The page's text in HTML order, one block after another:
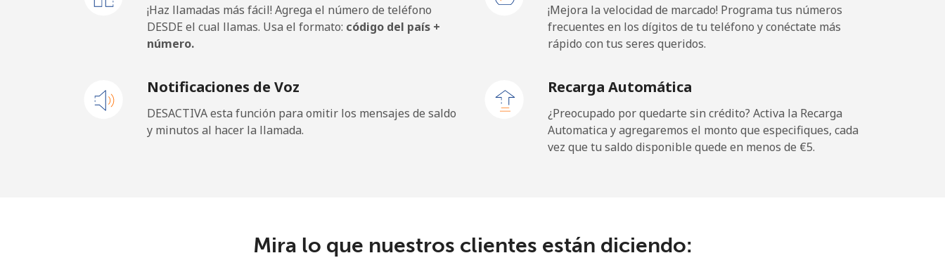
San Marino
Celular 47 min por ⁦€10⁩
Sao Tome And Principe
⁦13.9¢⁩ 71 min por ⁦€10⁩
¡Haz llamadas más fácil! Agrega el número de teléfono
DESDE el cual llamas. Usa el formato: código del país +
número.
¡Mejora la velocidad de marcado! Programa tus números
frecuentes en los dígitos de tu teléfono y conéctate más
rápido con tus seres queridos.
Notificaciones de Voz
DESACTIVA esta función para omitir los mensajes de saldo
y minutos al hacer la llamada.
Recarga Automática
¿Preocupado por quedarte sin crédito? Activa la Recarga
Automatica y agregaremos el monto que especifiques, cada
vez que tu saldo disponible quede en menos de ⁦€5⁩.
Mira lo que nuestros clientes están diciendo: